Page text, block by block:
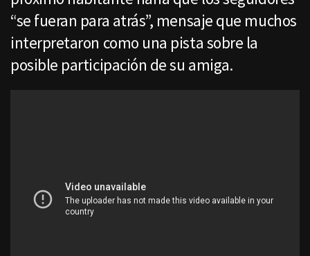
“se fueran para atrás”, mensaje que muchos
interpretaron como una pista sobre la
posible participación de su amiga.